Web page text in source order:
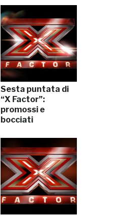
Sesta puntata di
“X Factor”:
promossi e
bocciati